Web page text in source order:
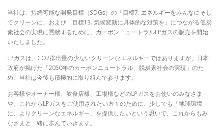
当社は、持続可能な開発目標（SDGs）の「目標7. エネルギーをみんなにそし
てクリーンに」および「目標13. 気候変動に具体的な対策を」につながる低炭
素社会の実現に貢献するために、カーボンニュートラルLPガスの販売を開始
いたしました。
LPガスは、CO2排出量の少ないクリーンなエネルギーではありますが、日本
政府が掲げた「2050年のカーボンニュートラル、脱炭素社会の実現」のた
め、当社は今後も積極的に取り組んで参ります。
お客様やオーナー様、飲食店様、工場様などのLPガスをお使いのみなさま
や、これからLPガスをご使用されたい方々のために、少しでも「地球環境
に、よりクリーンなエネルギー」を提供したいという思いで、これからもみ
なさまと一緒に歩んでいきます。